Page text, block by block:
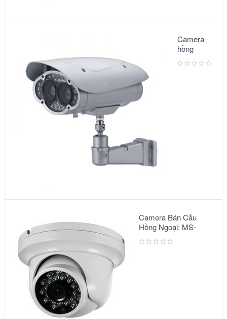
Camera
hồng
ngoại:
Model –
Camera Bán Cầu
Hồng Ngoại: MS-
2303 IR